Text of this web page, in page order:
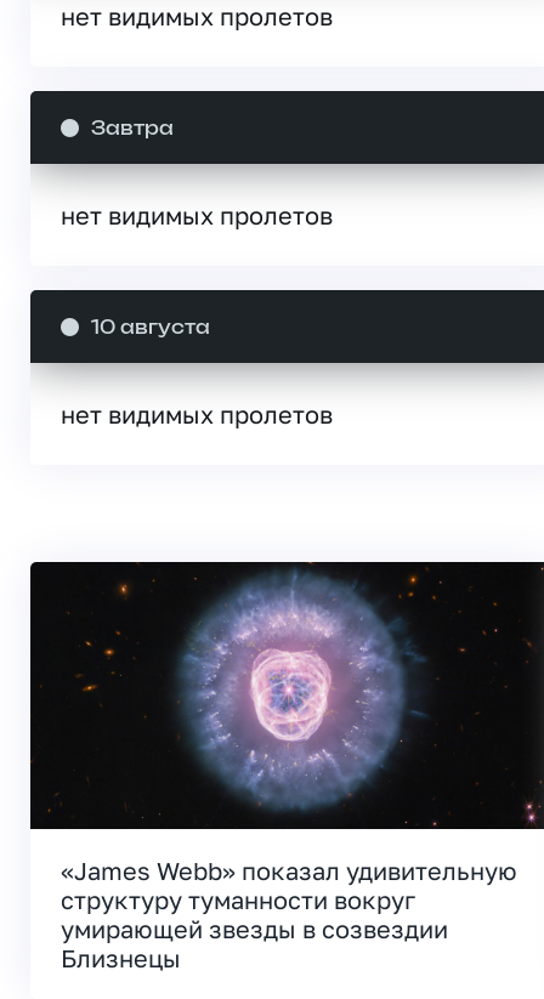
нет видимых пролетов
Завтра
нет видимых пролетов
10 августа
нет видимых пролетов
«James Webb» показал удивительную
структуру туманности вокруг
умирающей звезды в созвездии
Близнецы